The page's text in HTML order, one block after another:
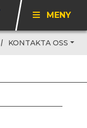
MENY
KONTAKTA OSS